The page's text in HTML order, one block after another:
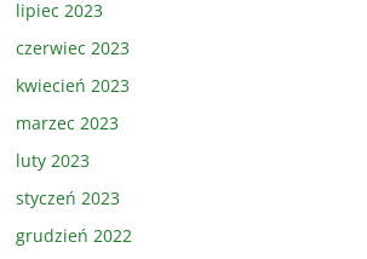
lipiec 2023
czerwiec 2023
kwiecień 2023
marzec 2023
luty 2023
styczeń 2023
grudzień 2022